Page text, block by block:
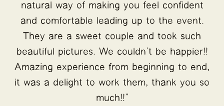
natural way of making you feel confident
and comfortable leading up to the event.
They are a sweet couple and took such
beautiful pictures. We couldn’t be happier!!
Amazing experience from beginning to end,
it was a delight to work them, thank you so
much!!"